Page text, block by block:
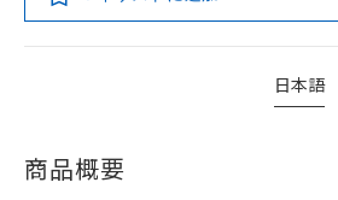
日本語
商品概要